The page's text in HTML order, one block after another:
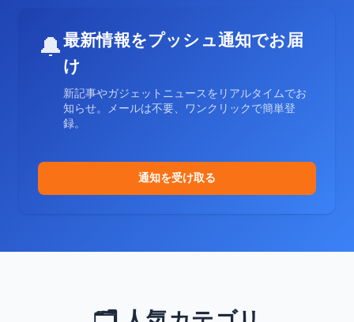
🔔最新情報をプッシュ通知でお届
け
新記事やガジェットニュースをリアルタイムでお
知らせ。メールは不要、ワンクリックで簡単登
録。
通知を受け取る